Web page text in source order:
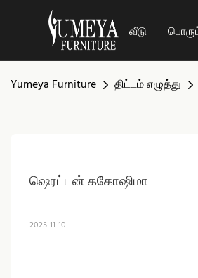
வீடு
Yumeya Furniture திட்டம் எழுத்து
ஷெரட்டன் ககோஷிமா
2025-11-10